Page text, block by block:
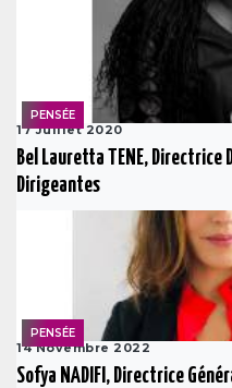
PENSÉE
17 Juillet 2020
Bel Lauretta TENE, Directrice
Dirigeantes
PENSÉE
14 Novembre 2022
Sofya NADIFI, Directrice